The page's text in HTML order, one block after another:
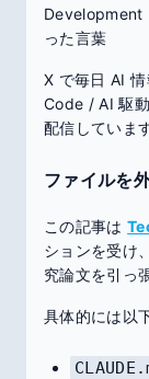
Development
った言葉
X で毎日 AI
Code / AI 駆
配信していま
ファイルを
この記事は
ションを受け
究論文を引っ
具体的には以